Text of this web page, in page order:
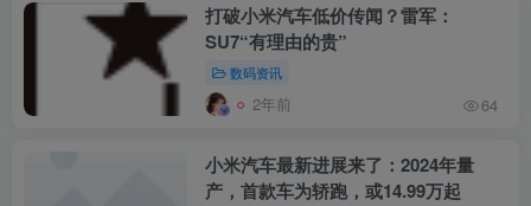
打破小米汽车低价传闻？雷军：
SU7“有理由的贵”
数码资讯
2年前 64
小米汽车最新进展来了：2024年量
产，首款车为轿跑，或14.99万起